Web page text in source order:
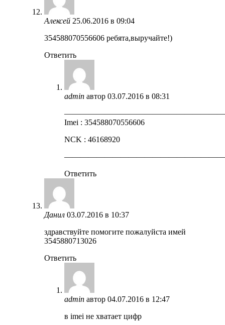
Алексей 25.06.2016 в 09:04
354588070556606 ребята,выручайте!)
Ответить
admin автор 03.07.2016 в 08:31
Imei : 354588070556606
NCK : 46168920
Ответить
Данил 03.07.2016 в 10:37
здравствуйте помогите пожалуйста имей
3545880713026
Ответить
admin автор 04.07.2016 в 12:47
в imei не хватает цифр